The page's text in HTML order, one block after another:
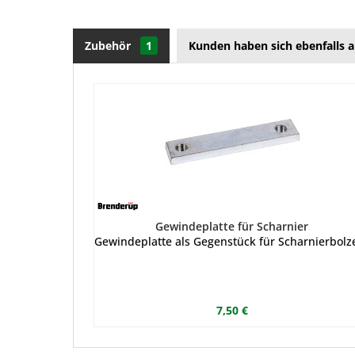
Zubehör 1 Kunden haben sich ebenfalls
Gewindeplatte für Scharnier
Gewindeplatte als Gegenstück für
7,50 €